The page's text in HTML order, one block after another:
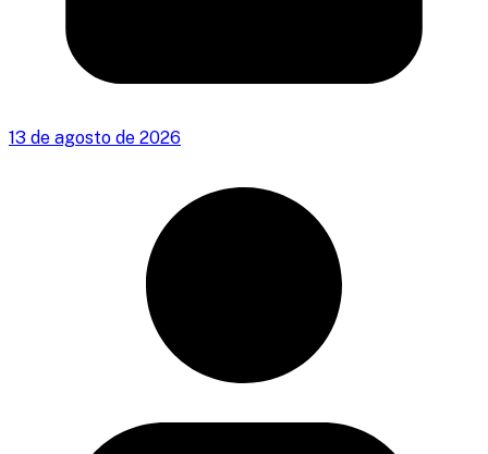
13 de agosto de 2026